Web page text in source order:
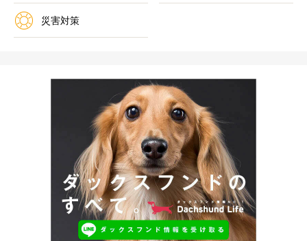
災害対策